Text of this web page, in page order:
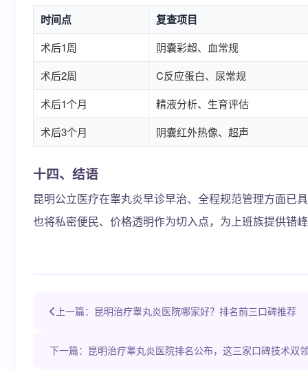
时间点 复查项目
术后1周
阴囊彩超、血常规
术后2周
C反应蛋白、尿常规
术后1个月
精液分析、生育评估
术后3个月
阴囊红外热像、超声
十四、结语
昆明公立医疗在睾丸炎早诊早治、全程规范管理方面已
也将私密便民、价格透明作为切入点，为上班族提供错
上一篇：昆明治疗睾丸炎医院哪家好？排名前三口碑推荐
下一篇：昆明治疗睾丸炎医院排名公布，这三家口碑技术双